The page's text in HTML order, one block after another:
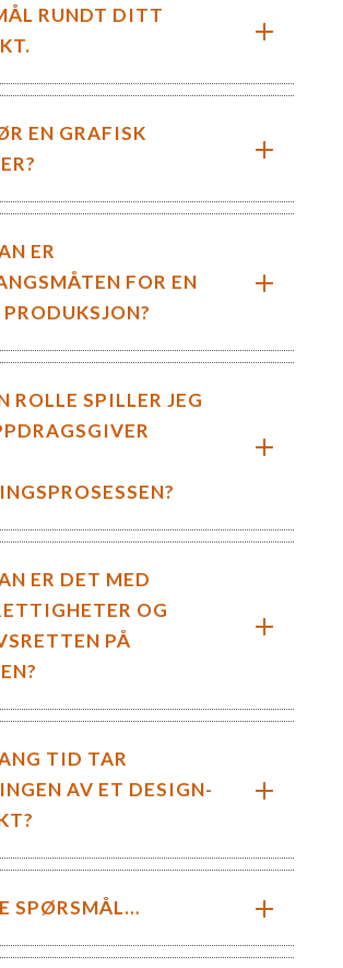
RUNDT DITT
EN GRAFISK
ER
FOR EN
ROLLE SPILLER JEG
ER DET MED
OG
PÅ
TID TAR
AV ET DESIGN-
SPØRSMÅL…